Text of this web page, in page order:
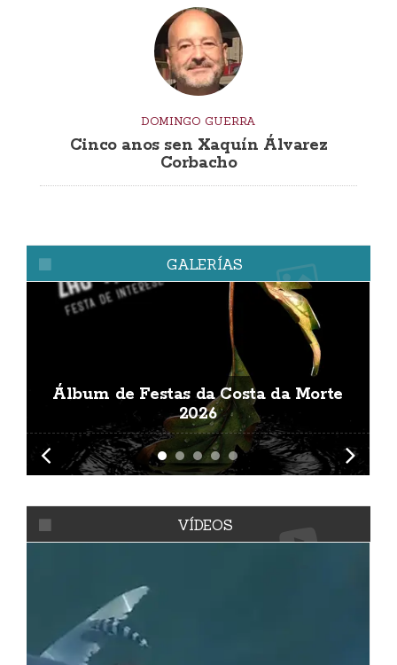
DOMINGO GUERRA
Cinco anos sen Xaquín Álvarez
Corbacho
GALERÍAS
Álbum de Festas da Costa da Morte
2026
VÍDEOS